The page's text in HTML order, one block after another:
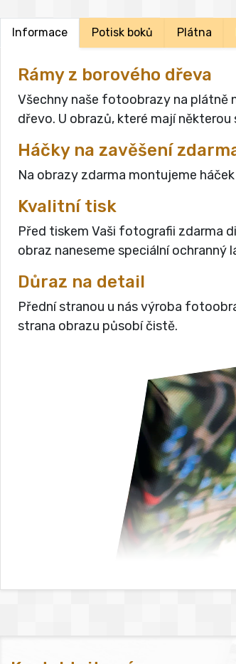
Informace Potisk boků Plátna
Rámy z borového dřeva
Všechny naše fotoobrazy na plátně
dřevo. U obrazů, které mají
Háčky na zavěšení
Na obrazy zdarma montujeme
Kvalitní tisk
Před tiskem Vaši fotografii zdarma
obraz naneseme speciální
Důraz na detail
Přední stranou u nás výroba
strana obrazu působí čistě.